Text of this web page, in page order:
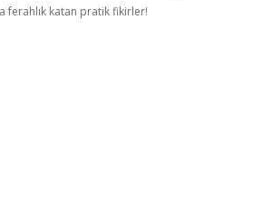
ferahlık katan pratik fikirler!